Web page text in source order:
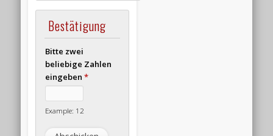
Bestätigung
Bitte zwei
beliebige Zahlen
eingeben*
Example: 12